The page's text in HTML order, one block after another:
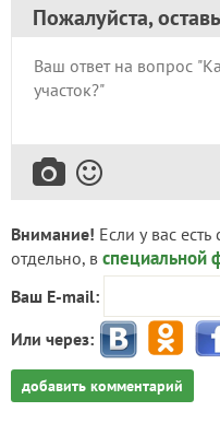
Пожалуйста,
Внимание! Если у вас
отдельно, в специальной
Ваш E-mail:
Или через:
добавить комментарий